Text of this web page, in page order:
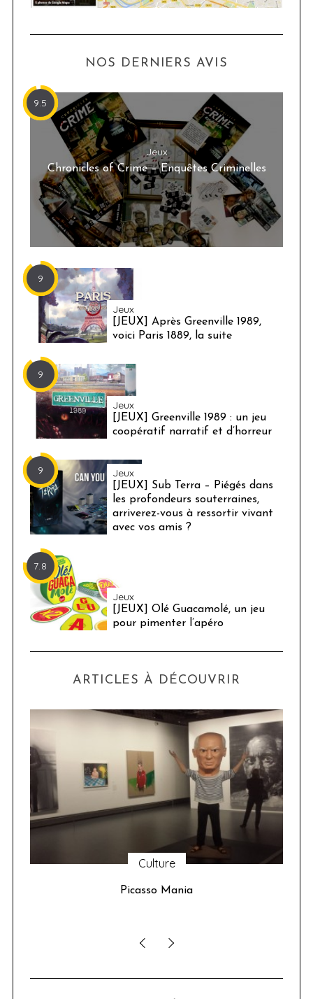
NOS DERNIERS AVIS
9.5
Jeux
Chronicles of Crime – Enquêtes Criminelles
9
Jeux
[JEUX] Après Greenville 1989,
voici Paris 1889, la suite
9
Jeux
[JEUX] Greenville 1989 : un jeu
coopératif narratif et d’horreur
9 Jeux
[JEUX] Sub Terra – Piégés dans
les profondeurs souterraines,
arriverez-vous à ressortir vivant
avec vos amis ?
7.8
Jeux
[JEUX] Olé Guacamolé, un jeu
pour pimenter l’apéro
ARTICLES À DÉCOUVRIR
Culture
Picasso Mania